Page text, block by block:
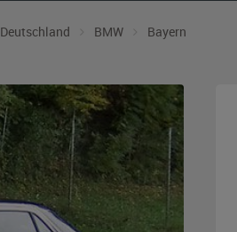
Deutschland BMW Bayern